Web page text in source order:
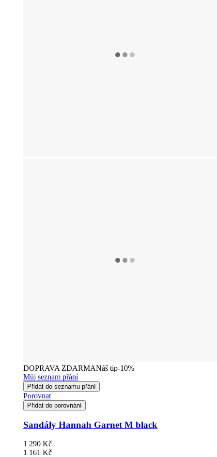
DOPRAVA ZDARMANáš tip-10%
Můj seznam přání
Přidat do seznamu přání
Porovnat
Přidat do porovnání
Sandály Hannah Garnet M black
1 290 Kč
1 161 Kč